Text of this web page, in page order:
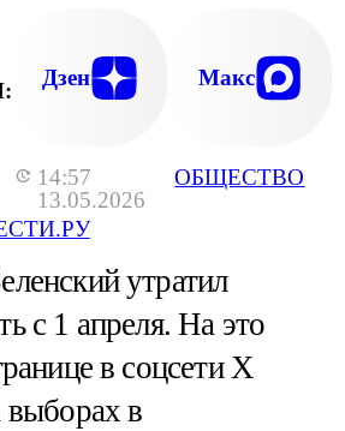
14:57
13.05.2026
ОБЩЕСТВО
Дзен Макс
утратил
с 1 апреля. На это
в соцсети X
выборах в